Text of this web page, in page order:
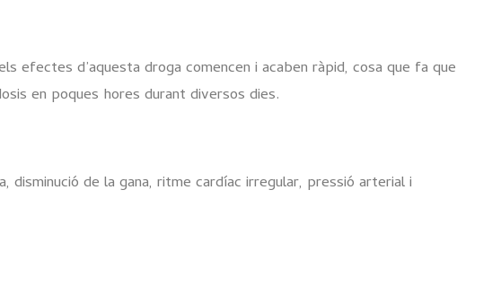
efectes d’aquesta droga comencen i acaben ràpid, cosa que fa que
en poques hores durant diversos dies.
disminució de la gana, ritme cardíac irregular, pressió arterial i